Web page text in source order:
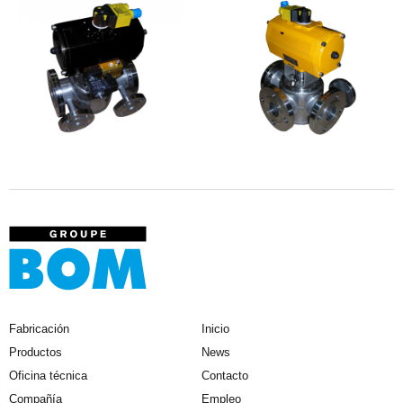
Fabricación
Productos
Oficina técnica
Compañía
Inicio
News
Contacto
Empleo